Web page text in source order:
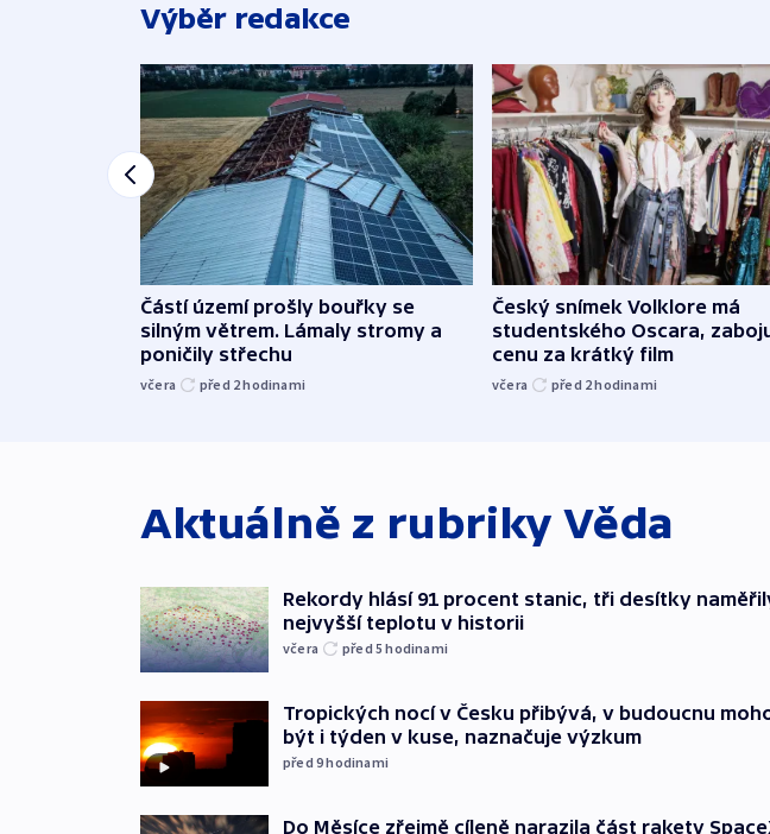
Výběr redakce
Částí území prošly bouřky se
silným větrem. Lámaly stromy a
poničily střechu
včera před 2hodinami
Český snímek Volklore má
studentského Oscara,
cenu za krátký film
včera před 2hodinami
Aktuálně z rubrikyVěda
Rekordy hlásí 91 procent stanic, tři desítky
nejvyšší teplotu v historii
včera před 5hodinami
Tropických nocí v Česku přibývá, v budoucnu
být i týden v kuse, naznačuje výzkum
před 9hodinami
Do Měsíce zřejmě cíleně narazila část rakety